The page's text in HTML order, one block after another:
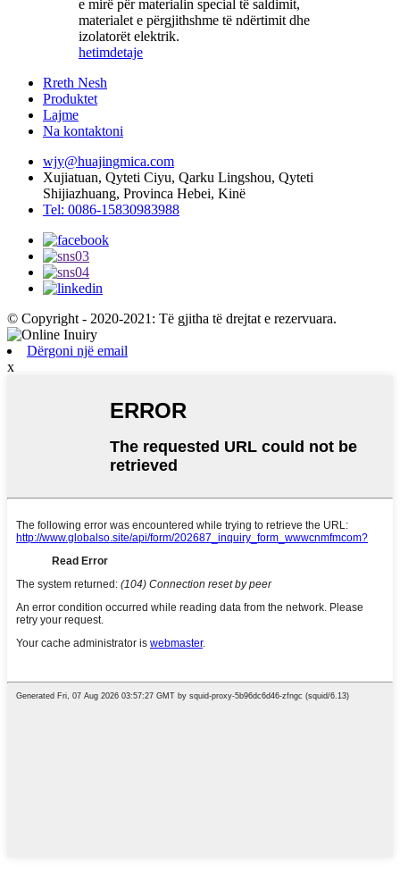
e mirë për materialin special të saldimit,
materialet e përgjithshme të ndërtimit dhe
izolatorët elektrik.
hetimdetaje
Rreth Nesh
Produktet
Lajme
Na kontaktoni
wjy@huajingmica.com
Xujiatuan, Qyteti Ciyu, Qarku Lingshou, Qyteti
Shijiazhuang, Provinca Hebei, Kinë
Tel: 0086-15830983988
© Copyright - 2020-2021: Të gjitha të drejtat e rezervuara.
Dërgoni një email
x